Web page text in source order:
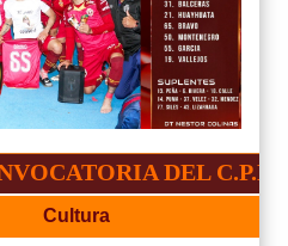
DEL C.P.D.O.
Cultura